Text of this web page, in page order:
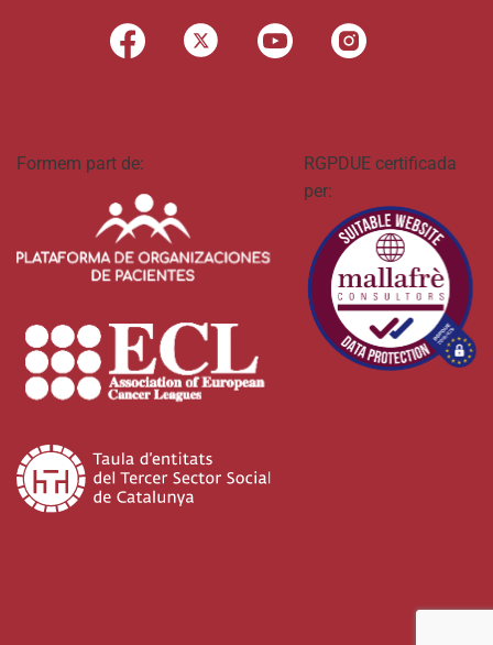
Formem part de:
RGPDUE certificada
per: